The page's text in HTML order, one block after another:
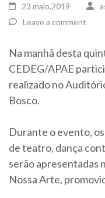
23 maio,2019
Leave a comment
Na manhã desta
CEDEG/APAE
realizado no
Bosco.
Durante o evento,
de teatro, dança
serão apresentadas
Nossa Arte,